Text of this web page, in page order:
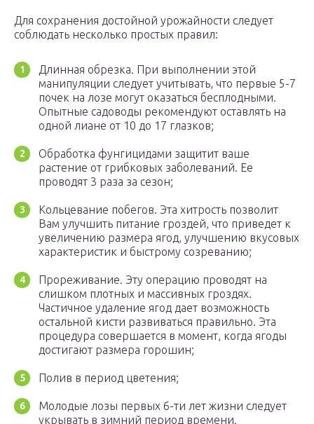
Для сохранения достойной урожайности следует
соблюдать несколько простых правил:
Длинная обрезка. При выполнении этой
манипуляции следует учитывать, что первые 5-7
почек на лозе могут оказаться бесплодными.
Опытные садоводы рекомендуют оставлять на
одной лиане от 10 до 17 глазков;
Обработка фунгицидами защитит ваше
растение от грибковых заболеваний. Ее
проводят 3 раза за сезон;
Кольцевание побегов. Эта хитрость позволит
Вам улучшить питание гроздей, что приведет к
увеличению размера ягод, улучшению вкусовых
характеристик и быстрому созреванию;
Прореживание. Эту операцию проводят на
слишком плотных и массивных гроздях.
Частичное удаление ягод дает возможность
остальной кисти развиваться правильно. Эта
процедура совершается в момент, когда ягоды
достигают размера горошин;
Полив в период цветения;
Молодые лозы первых 6-ти лет жизни следует
укрывать в зимний период времени.